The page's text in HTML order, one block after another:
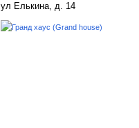
ул Елькина, д. 14